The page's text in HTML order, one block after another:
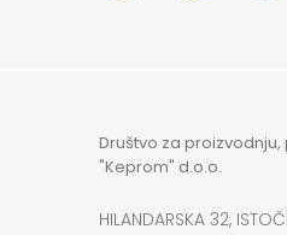
Društvo za
"Keprom" d.o.o.
HILANDARSKA 32,